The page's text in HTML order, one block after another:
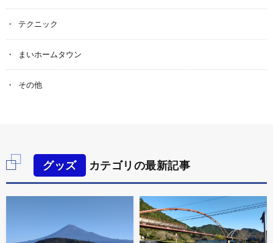
テクニック
まいホームタウン
その他
グッズ カテゴリの最新記事